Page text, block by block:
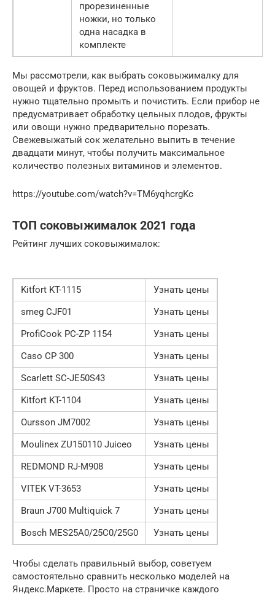
прорезиненные
ножки, но только
одна насадка в
комплекте
Мы рассмотрели, как выбрать соковыжималку для
овощей и фруктов. Перед использованием продукты
нужно тщательно промыть и почистить. Если прибор не
предусматривает обработку цельных плодов, фрукты
или овощи нужно предварительно порезать.
Свежевыжатый сок желательно выпить в течение
двадцати минут, чтобы получить максимальное
количество полезных витаминов и элементов.
https://youtube.com/watch?v=TM6yqhcrgKc
ТОП соковыжималок 2021 года
Рейтинг лучших соковыжималок:
Kitfort KT-1115
Узнать цены
smeg CJF01
Узнать цены
ProfiCook PC-ZP 1154
Узнать цены
Caso CP 300
Узнать цены
Scarlett SC-JE50S43
Узнать цены
Kitfort KT-1104
Узнать цены
Oursson JM7002
Узнать цены
Moulinex ZU150110 Juiceo
Узнать цены
REDMOND RJ-M908
Узнать цены
VITEK VT-3653
Узнать цены
Braun J700 Multiquick 7
Узнать цены
Bosch MES25A0/25C0/25G0
Узнать цены
Чтобы сделать правильный выбор, советуем
самостоятельно сравнить несколько моделей на
Яндекс.Маркете. Просто на страничке каждого